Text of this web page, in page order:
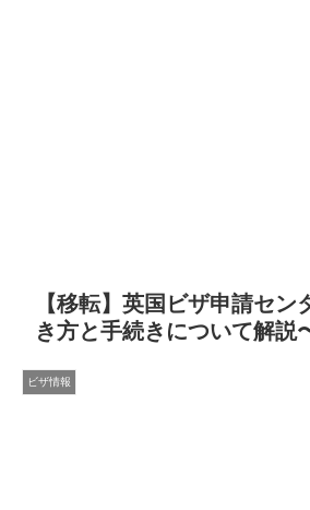
【移転】英国ビザ申請セン
き方と手続きについて解説
ビザ情報